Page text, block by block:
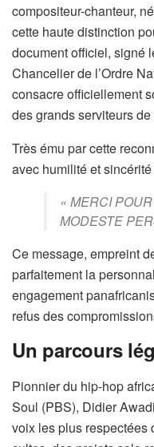
compositeur-chanteur,
cette haute distinction
document officiel, signé
Chancelier de l’Ordre
consacre officiellement
des grands serviteurs
Très ému par cette
avec humilité et sincérité
« MERCI
MODESTE
Ce message, empreint
parfaitement la
engagement
refus des
Un parcours
Pionnier du hip-hop
Soul (PBS), Didier
voix les plus respectées